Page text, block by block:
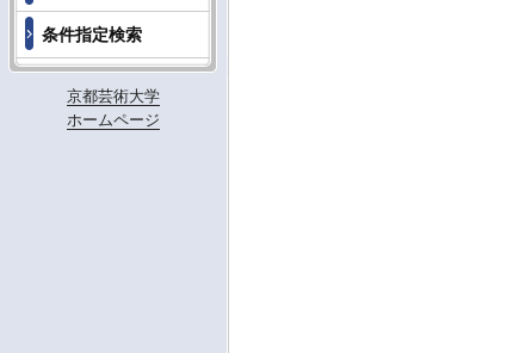
条件指定検索
京都芸術大学
ホームページ